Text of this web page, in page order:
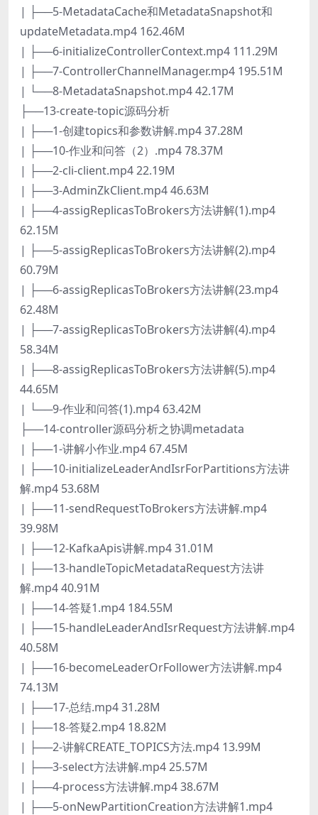
| ├──5-MetadataCache和MetadataSnapshot和
updateMetadata.mp4 162.46M
| ├──6-initializeControllerContext.mp4 111.29M
| ├──7-ControllerChannelManager.mp4 195.51M
| └──8-MetadataSnapshot.mp4 42.17M
├──13-create-topic源码分析
| ├──1-创建topics和参数讲解.mp4 37.28M
| ├──10-作业和问答（2）.mp4 78.37M
| ├──2-cli-client.mp4 22.19M
| ├──3-AdminZkClient.mp4 46.63M
| ├──4-assigReplicasToBrokers方法讲解(1).mp4
62.15M
| ├──5-assigReplicasToBrokers方法讲解(2).mp4
60.79M
| ├──6-assigReplicasToBrokers方法讲解(23.mp4
62.48M
| ├──7-assigReplicasToBrokers方法讲解(4).mp4
58.34M
| ├──8-assigReplicasToBrokers方法讲解(5).mp4
44.65M
| └──9-作业和问答(1).mp4 63.42M
├──14-controller源码分析之协调metadata
| ├──1-讲解小作业.mp4 67.45M
| ├──10-initializeLeaderAndIsrForPartitions方法讲
解.mp4 53.68M
| ├──11-sendRequestToBrokers方法讲解.mp4
39.98M
| ├──12-KafkaApis讲解.mp4 31.01M
| ├──13-handleTopicMetadataRequest方法讲
解.mp4 40.91M
| ├──14-答疑1.mp4 184.55M
| ├──15-handleLeaderAndIsrRequest方法讲解.mp4
40.58M
| ├──16-becomeLeaderOrFollower方法讲解.mp4
74.13M
| ├──17-总结.mp4 31.28M
| ├──18-答疑2.mp4 18.82M
| ├──2-讲解CREATE_TOPICS方法.mp4 13.99M
| ├──3-select方法讲解.mp4 25.57M
| ├──4-process方法讲解.mp4 38.67M
| ├──5-onNewPartitionCreation方法讲解1.mp4